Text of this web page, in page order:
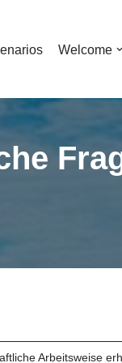
Welcome
Arbeitsweise